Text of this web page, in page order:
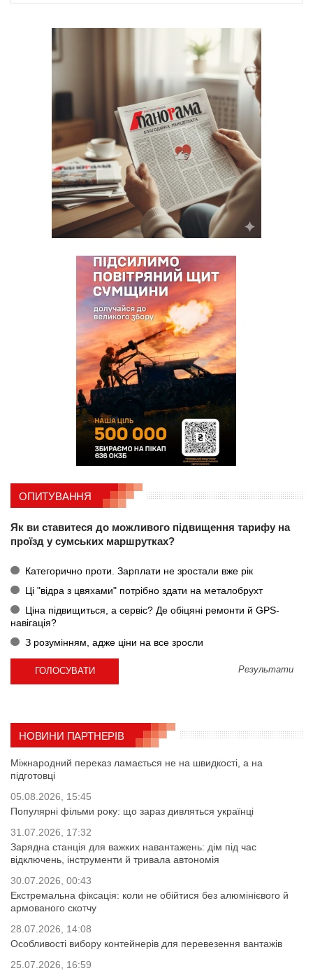
ОПИТУВАННЯ
Як ви ставитеся до можливого підвищення тарифу на
проїзд у сумських маршрутках?
Категорично проти. Зарплати не зростали вже рік
Ці "відра з цвяхами" потрібно здати на металобрухт
Ціна підвищиться, а сервіс? Де обіцяні ремонти й GPS-
навігація?
З розумінням, адже ціни на все зросли
Результати
НОВИНИ ПАРТНЕРІВ
Міжнародний переказ ламається не на швидкості, а на
підготовці
05.08.2026, 15:45
Популярні фільми року: що зараз дивляться українці
31.07.2026, 17:32
Зарядна станція для важких навантажень: дім під час
відключень, інструменти й тривала автономія
30.07.2026, 00:43
Екстремальна фіксація: коли не обійтися без алюмінієвого й
армованого скотчу
28.07.2026, 14:08
Особливості вибору контейнерів для перевезення вантажів
25.07.2026, 16:59